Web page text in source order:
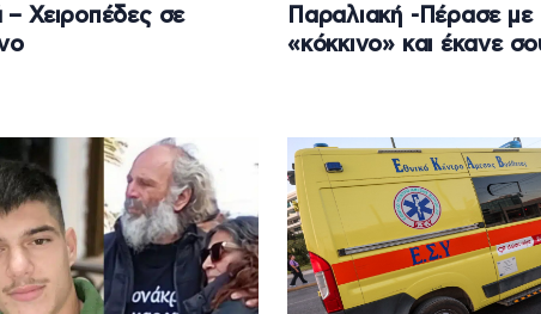
– Χειροπέδες σε
Παραλιακή -Πέρασε με
«κόκκινο» και έκανε